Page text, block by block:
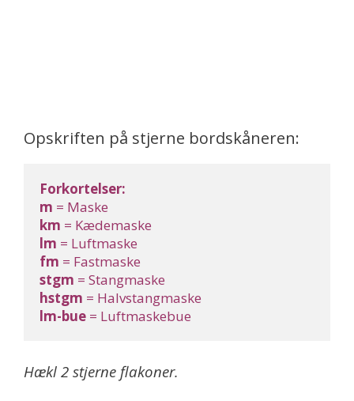
Opskriften på stjerne bordskåneren:
Forkortelser:
m
km
lm
fm
stgm
hstgm
lm-bue = Luftmaskebue
Hækl 2 stjerne flakoner.